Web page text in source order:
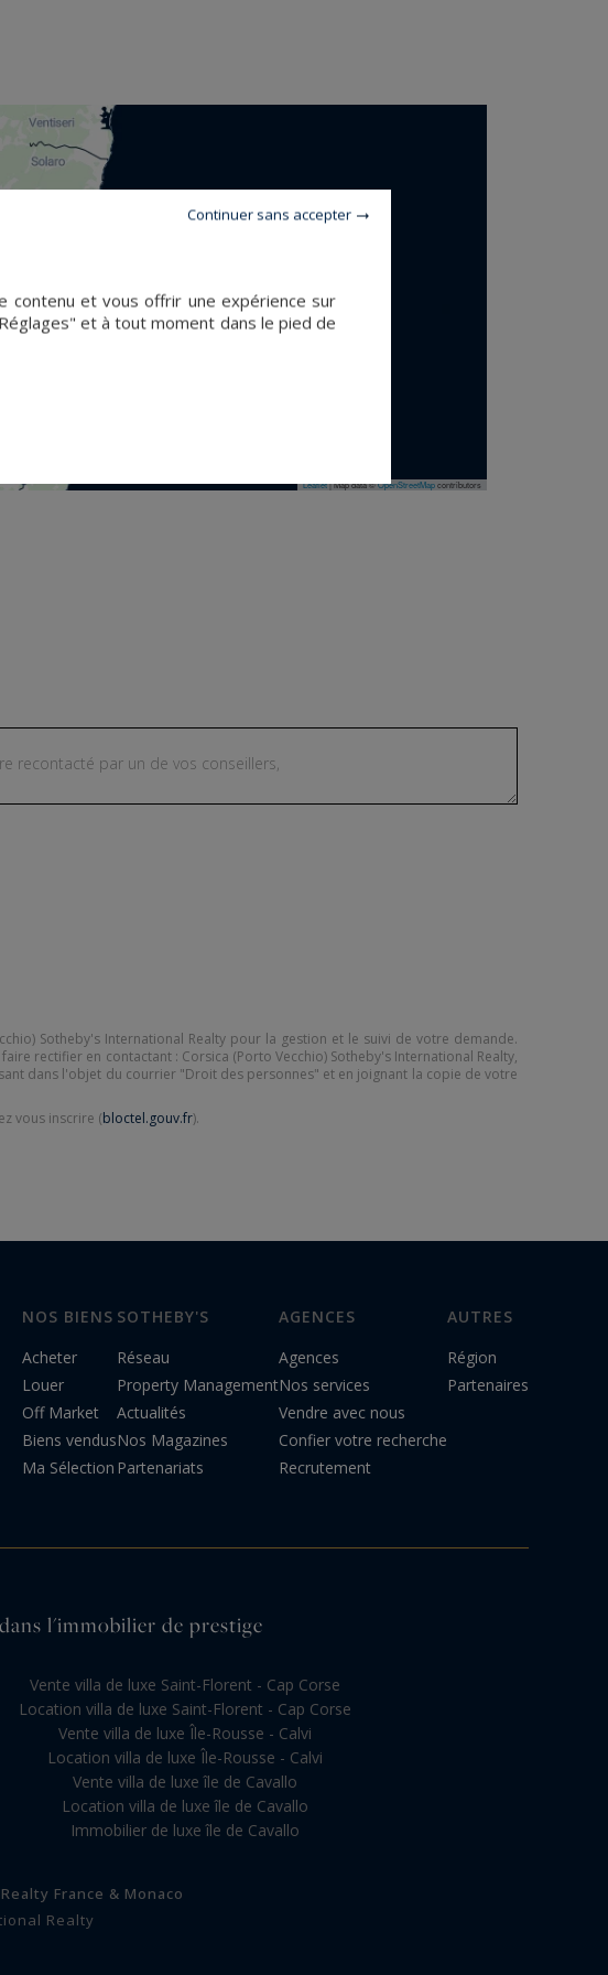
Leaflet|Map data ©OpenStreetMapcontributors
Sotheby's International Realty pour la gestion et le suivi de votre demande.
rectifier en contactant : Corsica (Porto Vecchio) Sotheby's International Realty,
dans l'objet du courrier "Droit des personnes" et en joignant la copie de votre
vous inscrire (bloctel.gouv.fr).
NOS BIENS
Acheter
Louer
Off Market
Biens vendus
Ma Sélection
SOTHEBY'S
Réseau
Property Management
Actualités
Nos Magazines
Partenariats
AGENCES
Agences
Nos services
Vendre avec nous
Confier votre recherche
Recrutement
AUTRES
Région
Partenaires
l'immobilier de prestige
Vente villa de luxe Saint-Florent - Cap Corse
Location villa de luxe Saint-Florent - Cap Corse
Vente villa de luxe Île-Rousse - Calvi
Location villa de luxe Île-Rousse - Calvi
Vente villa de luxe île de Cavallo
Location villa de luxe île de Cavallo
Immobilier de luxe île de Cavallo
France & Monaco
Realty
contenu et vous offrir une expérience sur
et à tout moment dans le pied de
Continuer sans accepter